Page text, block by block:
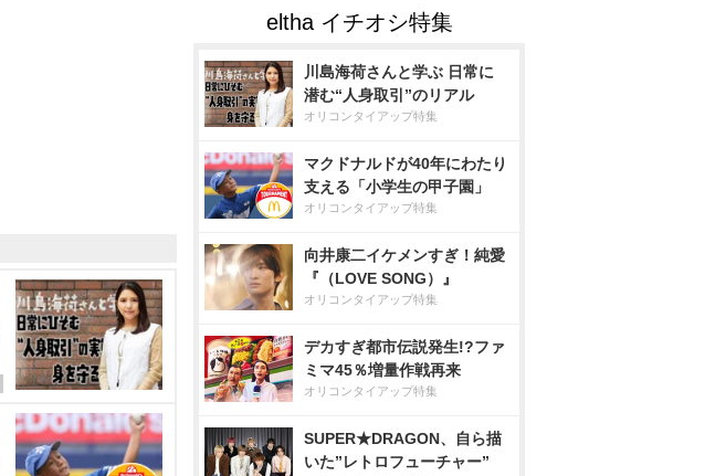
川島海荷さんと学ぶ 日常に
潜む“人身取引”のリアル
オリコンタイアップ特集
マクドナルドが40年にわたり
支える「小学生の甲子園」
オリコンタイアップ特集
向井康二イケメンすぎ！純愛
『（LOVE SONG）』
オリコンタイアップ特集
デカすぎ都市伝説発生!?ファ
ミマ45％増量作戦再来
オリコンタイアップ特集
SUPER★DRAGON、自ら描
いた”レトロフューチャー”